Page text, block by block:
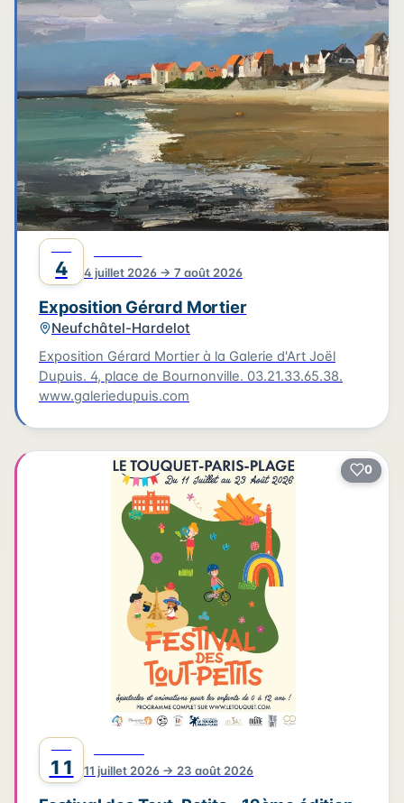
3
2
2
4
2
6
2
2
3
Leaflet|©OpenStreetMap©CARTO
4 4 juillet 2026 → 7 août 2026
Exposition Gérard Mortier
Neufchâtel-Hardelot
Exposition Gérard Mortier à la Galerie d'Art Joël
Dupuis. 4, place de Bournonville. 03.21.33.65.38.
www.galeriedupuis.com
0
11 11 juillet 2026 → 23 août 2026